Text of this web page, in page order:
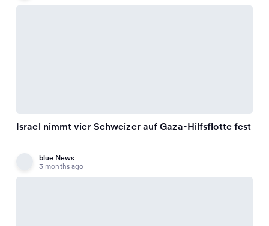
Israel nimmt vier Schweizer auf Gaza-Hilfsflotte fest
blue News
3 months ago